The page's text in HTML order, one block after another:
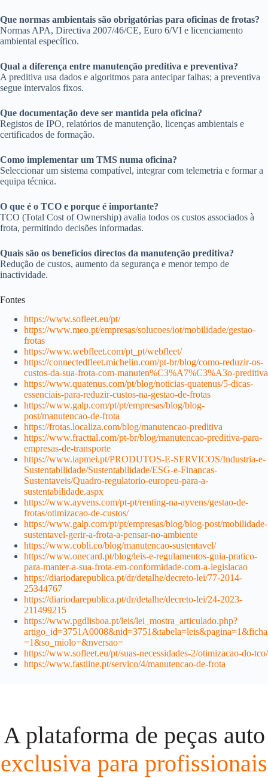
Que normas ambientais são obrigatórias para oficinas de frotas?
Normas APA, Directiva 2007/46/CE, Euro 6/VI e licenciamento
ambiental específico.
Qual a diferença entre manutenção preditiva e preventiva?
A preditiva usa dados e algoritmos para antecipar falhas; a preventiva
segue intervalos fixos.
Que documentação deve ser mantida pela oficina?
Registos de IPO, relatórios de manutenção, licenças ambientais e
certificados de formação.
Como implementar um TMS numa oficina?
Seleccionar um sistema compatível, integrar com telemetria e formar a
equipa técnica.
O que é o TCO e porque é importante?
TCO (Total Cost of Ownership) avalia todos os custos associados à
frota, permitindo decisões informadas.
Quais são os benefícios directos da manutenção preditiva?
Redução de custos, aumento da segurança e menor tempo de
inactividade.
Fontes
https://www.sofleet.eu/pt/
https://www.meo.pt/empresas/solucoes/iot/mobilidade/gestao-
frotas
https://www.webfleet.com/pt_pt/webfleet/
https://connectedfleet.michelin.com/pt-br/blog/como-reduzir-os-
custos-da-sua-frota-com-manuten%C3%A7%C3%A3o-preditiva
https://www.quatenus.com/pt/blog/noticias-quatenus/5-dicas-
essenciais-para-reduzir-custos-na-gestao-de-frotas
https://www.galp.com/pt/pt/empresas/blog/blog-
post/manutencao-de-frota
https://frotas.localiza.com/blog/manutencao-preditiva
https://www.fracttal.com/pt-br/blog/manutencao-preditiva-para-
empresas-de-transporte
https://www.iapmei.pt/PRODUTOS-E-SERVICOS/Industria-e-
Sustentabilidade/Sustentabilidade/ESG-e-Financas-
Sustentaveis/Quadro-regulatorio-europeu-para-a-
sustentabilidade.aspx
https://www.ayvens.com/pt-pt/renting-na-ayvens/gestao-de-
frotas/otimizacao-de-custos/
https://www.galp.com/pt/pt/empresas/blog/blog-post/mobilidade-
sustentavel-gerir-a-frota-a-pensar-no-ambiente
https://www.cobli.co/blog/manutencao-sustentavel/
https://www.onecard.pt/blog/leis-e-regulamentos-guia-pratico-
para-manter-a-sua-frota-em-conformidade-com-a-legislacao
https://diariodarepublica.pt/dr/detalhe/decreto-lei/77-2014-
25344767
https://diariodarepublica.pt/dr/detalhe/decreto-lei/24-2023-
211499215
https://www.pgdlisboa.pt/leis/lei_mostra_articulado.php?
artigo_id=3751A0008&nid=3751&tabela=leis&pagina=1&ficha
=1&so_miolo=&nversao=
https://www.sofleet.eu/pt/suas-necessidades-2/otimizacao-do-tco/
https://www.fastline.pt/servico/4/manutencao-de-frota
A plataforma de peças auto
exclusiva para profissionais